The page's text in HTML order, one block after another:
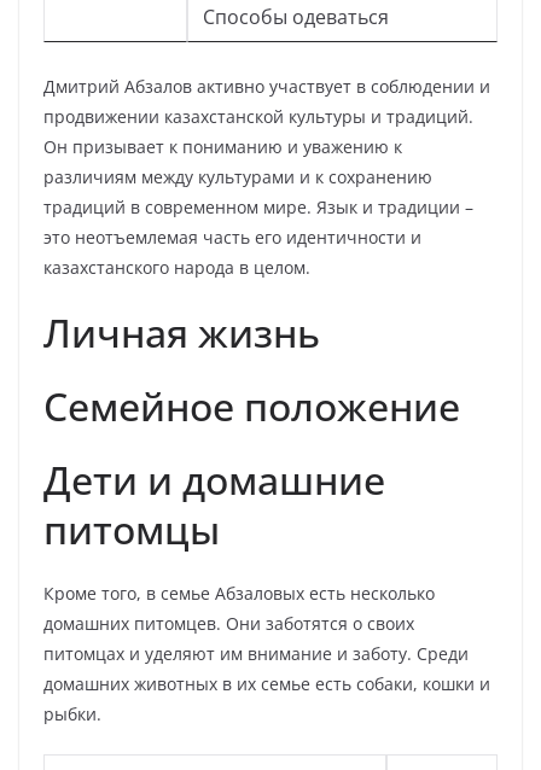
Способы одеваться
Дмитрий Абзалов активно участвует в соблюдении и
продвижении казахстанской культуры и традиций.
Он призывает к пониманию и уважению к
различиям между культурами и к сохранению
традиций в современном мире. Язык и традиции –
это неотъемлемая часть его идентичности и
казахстанского народа в целом.
Личная жизнь
Семейное положение
Дети и домашние
питомцы
Кроме того, в семье Абзаловых есть несколько
домашних питомцев. Они заботятся о своих
питомцах и уделяют им внимание и заботу. Среди
домашних животных в их семье есть собаки, кошки и
рыбки.